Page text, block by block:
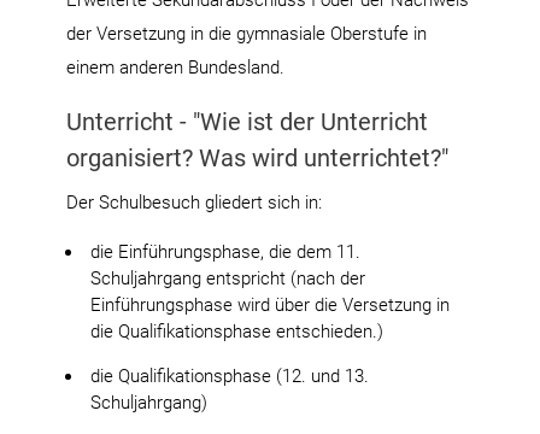
der Versetzung in die gymnasiale Oberstufe in
einem anderen Bundesland.
Unterricht - "Wie ist der Unterricht
organisiert? Was wird unterrichtet?"
Der Schulbesuch gliedert sich in:
die Einführungsphase, die dem 11.
Schuljahrgang entspricht (nach der
Einführungsphase wird über die Versetzung in
die Qualifikationsphase entschieden.)
die Qualifikationsphase (12. und 13.
Schuljahrgang)